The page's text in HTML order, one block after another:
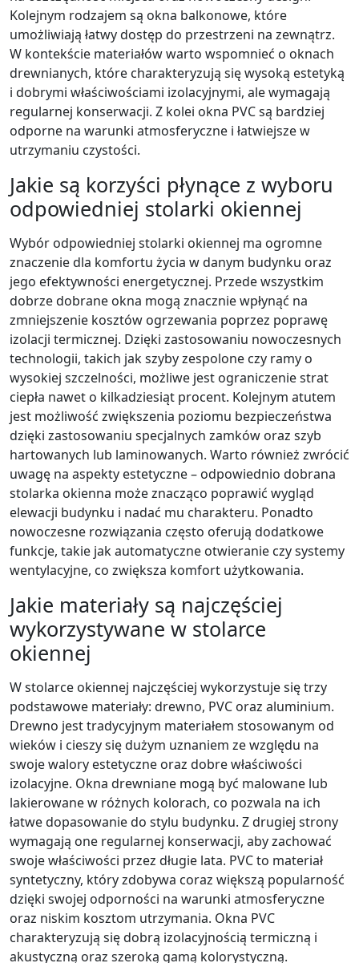
Kolejnym rodzajem są okna balkonowe, które
umożliwiają łatwy dostęp do przestrzeni na zewnątrz.
W kontekście materiałów warto wspomnieć o oknach
drewnianych, które charakteryzują się wysoką estetyką
i dobrymi właściwościami izolacyjnymi, ale wymagają
regularnej konserwacji. Z kolei okna PVC są bardziej
odporne na warunki atmosferyczne i łatwiejsze w
utrzymaniu czystości.
Jakie są korzyści płynące z wyboru
odpowiedniej stolarki okiennej
Wybór odpowiedniej stolarki okiennej ma ogromne
znaczenie dla komfortu życia w danym budynku oraz
jego efektywności energetycznej. Przede wszystkim
dobrze dobrane okna mogą znacznie wpłynąć na
zmniejszenie kosztów ogrzewania poprzez poprawę
izolacji termicznej. Dzięki zastosowaniu nowoczesnych
technologii, takich jak szyby zespolone czy ramy o
wysokiej szczelności, możliwe jest ograniczenie strat
ciepła nawet o kilkadziesiąt procent. Kolejnym atutem
jest możliwość zwiększenia poziomu bezpieczeństwa
dzięki zastosowaniu specjalnych zamków oraz szyb
hartowanych lub laminowanych. Warto również zwrócić
uwagę na aspekty estetyczne – odpowiednio dobrana
stolarka okienna może znacząco poprawić wygląd
elewacji budynku i nadać mu charakteru. Ponadto
nowoczesne rozwiązania często oferują dodatkowe
funkcje, takie jak automatyczne otwieranie czy systemy
wentylacyjne, co zwiększa komfort użytkowania.
Jakie materiały są najczęściej
wykorzystywane w stolarce
okiennej
W stolarce okiennej najczęściej wykorzystuje się trzy
podstawowe materiały: drewno, PVC oraz aluminium.
Drewno jest tradycyjnym materiałem stosowanym od
wieków i cieszy się dużym uznaniem ze względu na
swoje walory estetyczne oraz dobre właściwości
izolacyjne. Okna drewniane mogą być malowane lub
lakierowane w różnych kolorach, co pozwala na ich
łatwe dopasowanie do stylu budynku. Z drugiej strony
wymagają one regularnej konserwacji, aby zachować
swoje właściwości przez długie lata. PVC to materiał
syntetyczny, który zdobywa coraz większą popularność
dzięki swojej odporności na warunki atmosferyczne
oraz niskim kosztom utrzymania. Okna PVC
charakteryzują się dobrą izolacyjnością termiczną i
akustyczną oraz szeroką gamą kolorystyczną.